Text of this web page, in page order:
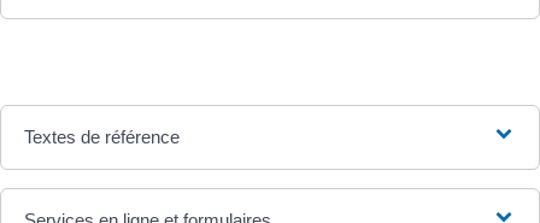
Textes de référence